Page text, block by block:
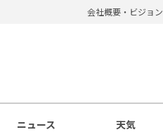
会社概要・ビジョン
ニュース 天気